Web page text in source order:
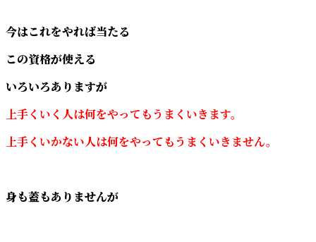
今はこれをやれば当たる
この資格が使える
いろいろありますが
上手くいく人は何をやってもうまくいきます。
上手くいかない人は何をやってもうまくいきません。
身も蓋もありませんが